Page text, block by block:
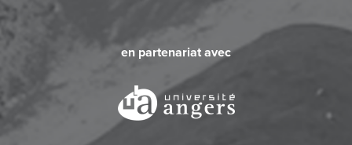
en partenariat avec